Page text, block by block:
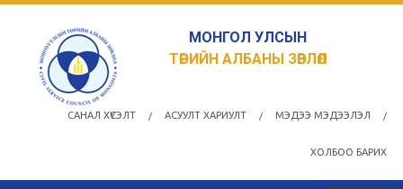
МОНГОЛ УЛСЫН
ТӨРИЙН АЛБАНЫ ЗӨВЛӨЛ
САНАЛ ХҮСЭЛТ / АСУУЛТ ХАРИУЛТ / МЭДЭЭ МЭДЭЭЛЭЛ /
ХОЛБОО БАРИХ